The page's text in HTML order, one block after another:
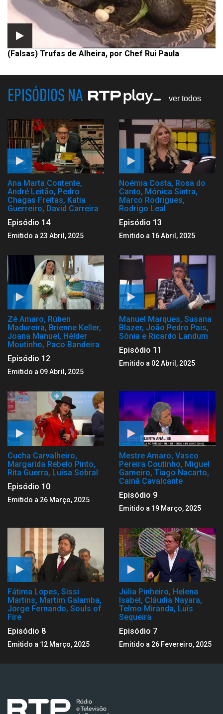
(Falsas) Trufas de Alheira, por Chef Rui Paula
EPISÓDIOS NA ver todos
Ana Marta Contente,
André Leitão, Pedro
Chagas Freitas, Katia
Guerreiro, David Carreira
Episódio 14
Emitido a 23 Abril, 2025
Noémia Costa, Rosa do
Canto, Mónica Sintra,
Marco Rodrigues,
Rodrigo Leal
Episódio 13
Emitido a 16 Abril, 2025
Zé Amaro, Rúben
Madureira, Brienne Keller,
Joana Manuel, Hélder
Moutinho, Paco Bandeira
Episódio 12
Emitido a 09 Abril, 2025
Manuel Marques, Susana
Blazer, João Pedro Pais,
Sónia e Ricardo Landum
Episódio 11
Emitido a 02 Abril, 2025
Cucha Carvalheiro,
Margarida Rebelo Pinto,
Rita Guerra, Luísa Sobral
Episódio 10
Emitido a 26 Março, 2025
Mestre Amaro, Vasco
Pereira Coutinho, Miguel
Gameiro, Tiago Nacarto,
Cainã Cavalcante
Episódio 9
Emitido a 19 Março, 2025
Fátima Lopes, Sissi
Martins, Martim Galamba,
Jorge Fernando, Souls of
Fire
Episódio 8
Emitido a 12 Março, 2025
Júlia Pinheiro, Helena
Isabel, Cláudia Nayara,
Telmo Miranda, Luís
Sequeira
Episódio 7
Emitido a 26 Fevereiro, 2025